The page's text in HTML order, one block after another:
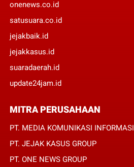
onenews.co.id
satusuara.co.id
jejakbaik.id
jejakkasus.id
suaradaerah.id
update24jam.id
MITRA PERUSAHAAN
PT. MEDIA KOMUNIKASI INFORMASI
PT. JEJAK KASUS GROUP
PT. ONE NEWS GROUP